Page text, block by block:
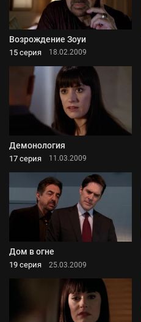
Возрождение Зоуи
15 серия 18.02.2009
Демонология
17 серия 11.03.2009
Дом в огне
19 серия 25.03.2009